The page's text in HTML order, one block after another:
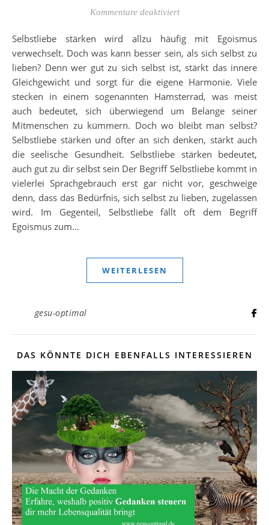
Kommentare deaktiviertfür Selbstliebe stärken
Selbstliebe stärken wird allzu häufig mit Egoismus
verwechselt. Doch was kann besser sein, als sich selbst zu
lieben? Denn wer gut zu sich selbst ist, stärkt das innere
Gleichgewicht und sorgt für die eigene Harmonie. Viele
stecken in einem sogenannten Hamsterrad, was meist
auch bedeutet, sich überwiegend um Belange seiner
Mitmenschen zu kümmern. Doch wo bleibt man selbst?
Selbstliebe stärken und öfter an sich denken, stärkt auch
die seelische Gesundheit. Selbstliebe stärken bedeutet,
auch gut zu dir selbst sein Der Begriff Selbstliebe kommt in
vielerlei Sprachgebrauch erst gar nicht vor, geschweige
denn, dass das Bedürfnis, sich selbst zu lieben, zugelassen
wird. Im Gegenteil, Selbstliebe fällt oft dem Begriff
Egoismus zum…
WEITERLESEN
gesu-optimal
DAS KÖNNTE DICH EBENFALLS INTERESSIEREN